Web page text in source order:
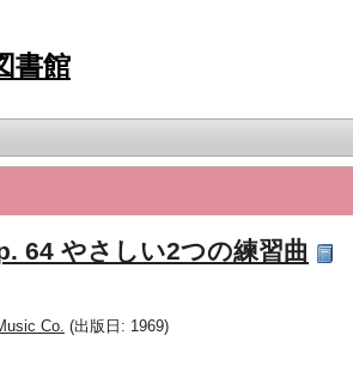
書館
64 やさしい2つの練習曲
Co. (出版日: 1969)